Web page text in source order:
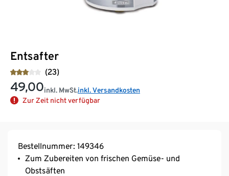
Entsafter
(23)
49,00inkl. MwSt.inkl. Versandkosten
Zur Zeit nicht verfügbar
Bestellnummer: 149346
Zum Zubereiten von frischen Gemüse- und
Obstsäften